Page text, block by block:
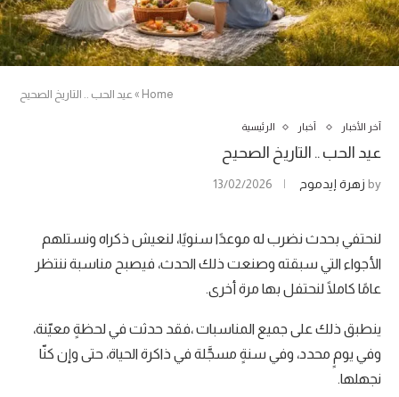
Home
»عيد الحب .. التاريخ الصحيح
آخر الأخبار أخبار الرئيسية
عيد الحب .. التاريخ الصحيح
by زهرة إيدموح 13/02/2026
‎لنحتفي بحدث نضرب له موعدًا سنويًا، لنعيش ذكراه ونستلهم
الأجواء التي سبقته وصنعت ذلك الحدث، فيصبح مناسبة ننتظر
عامًا كاملًا لنحتفل بها مرة أخرى.
ينطبق ذلك على جميع المناسبات ،فقد حدثت في لحظةٍ معيّنة،
وفي يومٍ محدد، وفي سنةٍ مسجَّلة في ذاكرة الحياة، حتى وإن كنّا
نجهلها.